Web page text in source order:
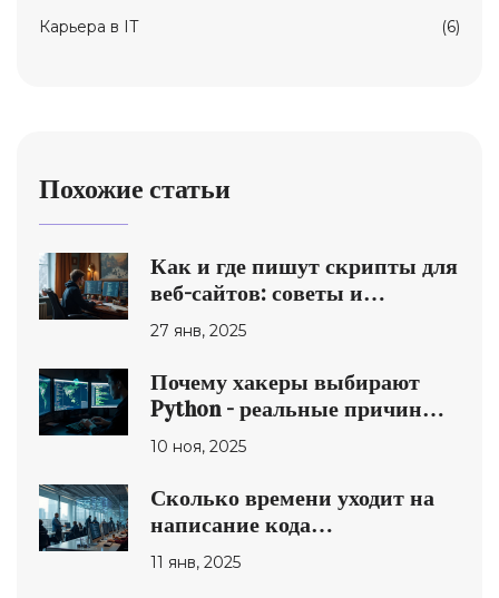
Карьера в IT
(6)
Похожие статьи
Как и где пишут скрипты для
веб-сайтов: советы и
стратегии
27 янв, 2025
Почему хакеры выбирают
Python - реальные причины,
которые делают его
идеальным инструментом
10 ноя, 2025
Сколько времени уходит на
написание кода
программистами в 2025 году?
11 янв, 2025